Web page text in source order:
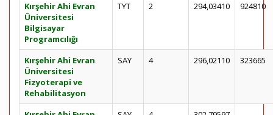
Kırşehir Ahi Evran
Üniversitesi
Bilgisayar
Programcılığı
TYT 2 294,03410 924810
Kırşehir Ahi Evran
Üniversitesi
Fizyoterapi ve
Rehabilitasyon
SAY 4 296,02110 323665